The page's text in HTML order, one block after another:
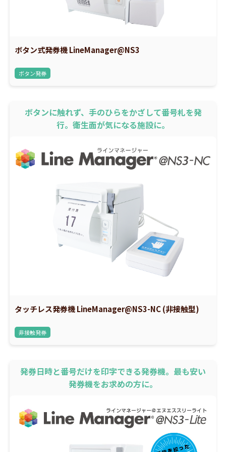
ボタン式発券機 LineManager@NS3
ボタン発券
ボタンに触れず、手のひらをかざして番号札を発
行。衛生面が気になる施設に。
タッチレス発券機 LineManager@NS3-NC (非接触型)
非接触発券
発券日時と番号だけを印字できる発券機。最も安い
発券機をお求めの方に。